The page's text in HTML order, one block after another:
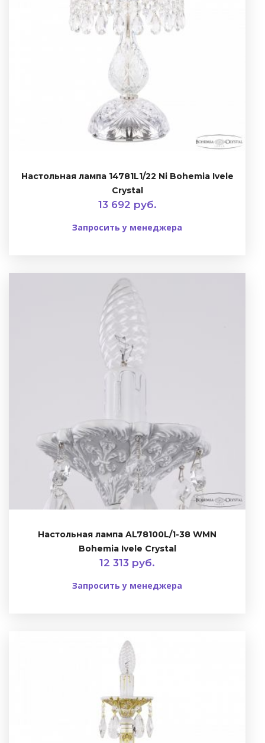
Настольная лампа 14781L1/22 Ni Bohemia Ivele
Crystal
13 692 руб.
Запросить у менеджера
Настольная лампа AL78100L/1-38 WMN
Bohemia Ivele Crystal
12 313 руб.
Запросить у менеджера